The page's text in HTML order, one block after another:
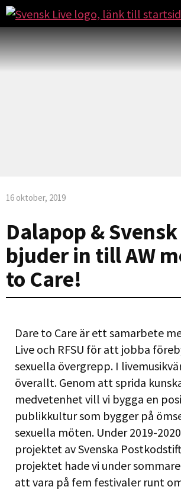
16 oktober, 2019
Dalapop &
bjuder in till AW
to Care!
Dare to Care är ett samarbete
Live och RFSU för att jobba
sexuella övergrepp. I
överallt. Genom att sprida
medvetenhet vill vi bygga en
publikkultur som bygger på
sexuella möten. Under 2019-
projektet av Svenska
projektet hade vi under
att vara på fem festivaler runt